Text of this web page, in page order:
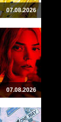
07.08.2026
07.08.2026